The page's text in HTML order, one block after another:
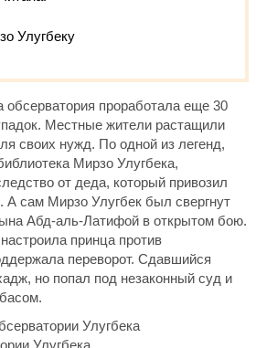
обсерватория проработала еще 30
Местные жители растащили
своих нужд. По одной из легенд,
Мирзо Улугбека,
от деда, который привозил
А сам Мирзо Улугбек был свергнут
Абд-аль-Латифой в открытом бою.
принца против
переворот. Сдавшийся
но попал под незаконный суд и